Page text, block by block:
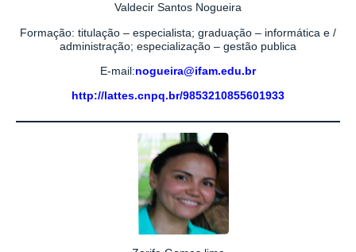
Valdecir Santos Nogueira
Formação: titulação – especialista; graduação – informática e /
administração; especialização – gestão publica
E-mail:nogueira@ifam.edu.br
http://lattes.cnpq.br/9853210855601933